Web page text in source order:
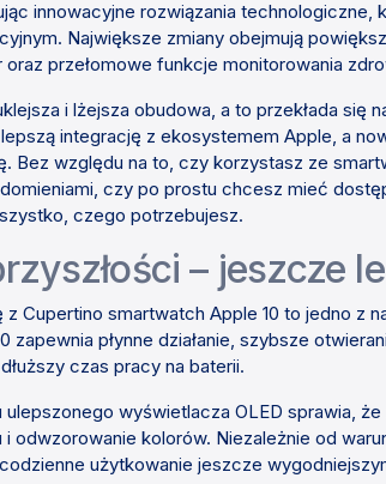
innowacyjne rozwiązania technologiczne,
Największe zmiany obejmują
przełomowe funkcje monitorowania
i lżejsza obudowa, a to przekłada się
integrację z ekosystemem Apple, a
Bez względu na to, czy korzystasz ze
czy po prostu chcesz mieć
czego potrzebujesz.
– jeszcze
Cupertino smartwatch Apple 10 to jedno z
zapewnia płynne działanie, szybsze
czas pracy na baterii.
wyświetlacza OLED sprawia,
i odwzorowanie kolorów. Niezależnie od
użytkowanie jeszcze